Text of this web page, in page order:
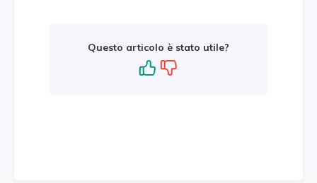
Questo articolo è stato utile?